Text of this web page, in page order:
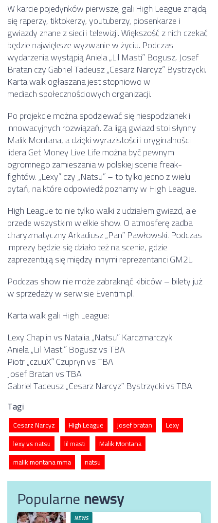
W karcie pojedynków pierwszej gali High League znajdą
się raperzy, tiktokerzy, youtuberzy, piosenkarze i
gwiazdy znane z sieci i telewizji. Większość z nich czekać
będzie największe wyzwanie w życiu. Podczas
wydarzenia wystąpią Aniela „Lil Masti” Bogusz, Josef
Bratan czy Gabriel Tadeusz „Cesarz Narcyz” Bystrzycki.
Karta walk ogłaszana jest stopniowo w
mediach społecznościowych organizacji.
Po projekcie można spodziewać się niespodzianek i
innowacyjnych rozwiązań. Za ligą gwiazd stoi słynny
Malik Montana, a dzięki wyrazistości i oryginalności
lidera Get Money Live Life można być pewnym
ogromnego zamieszania w polskiej scenie freak-
fightów. „Lexy” czy „Natsu” – to tylko jedno z wielu
pytań, na które odpowiedź poznamy w High League.
High League to nie tylko walki z udziałem gwiazd, ale
przede wszystkim wielkie show. O atmosferę zadba
charyzmatyczny Arkadiusz „Pan” Pawłowski. Podczas
imprezy będzie się działo też na scenie, gdzie
zaprezentują się między innymi reprezentanci GM2L.
Podczas show nie może zabraknąć kibiców – bilety już
w sprzedaży w serwisie Eventim.pl.
Karta walk gali High League:
Lexy Chaplin vs Natalia „Natsu” Karczmarczyk
Aniela „Lil Masti” Bogusz vs TBA
Piotr „czuuX” Czupryn vs TBA
Josef Bratan vs TBA
Gabriel Tadeusz „Cesarz Narcyz” Bystrzycki vs TBA
Tagi
Cesarz Narcyz High League josef bratan
Lexy
lexy vs natsu
lil masti
Malik Montana
malik montana mma
natsu
Popularnenewsy
NEWS